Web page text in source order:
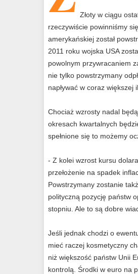
Złoty w ciągu
rzeczywiście powinniśmy
amerykańskiej został
2011 roku wojska USA
powolnym przywracaniem
nie tylko powstrzymany
napływać w coraz
Chociaż wzrosty nadal
okresach kwartalnych
spełnione się to możemy
- Z kolei wzrost kursu
przełożenie na spadek
Powstrzymany zostanie
polityczną pozycję państw
stopniu. Ale to są dobre
Jeśli jednak chodzi o
mieć raczej kosmetyczny
niż większość państw Unii
kontrolą. Środki w euro na